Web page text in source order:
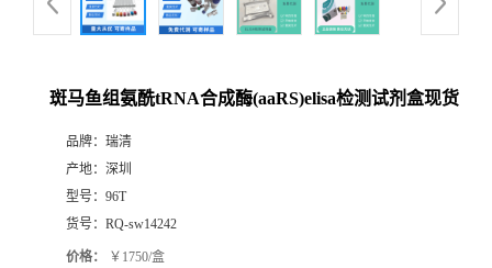
斑马鱼组氨酰tRNA合成酶(aaRS)elisa检测试剂盒现货
品牌： 瑞清
产地： 深圳
型号： 96T
货号： RQ-sw14242
价格： ￥1750/盒